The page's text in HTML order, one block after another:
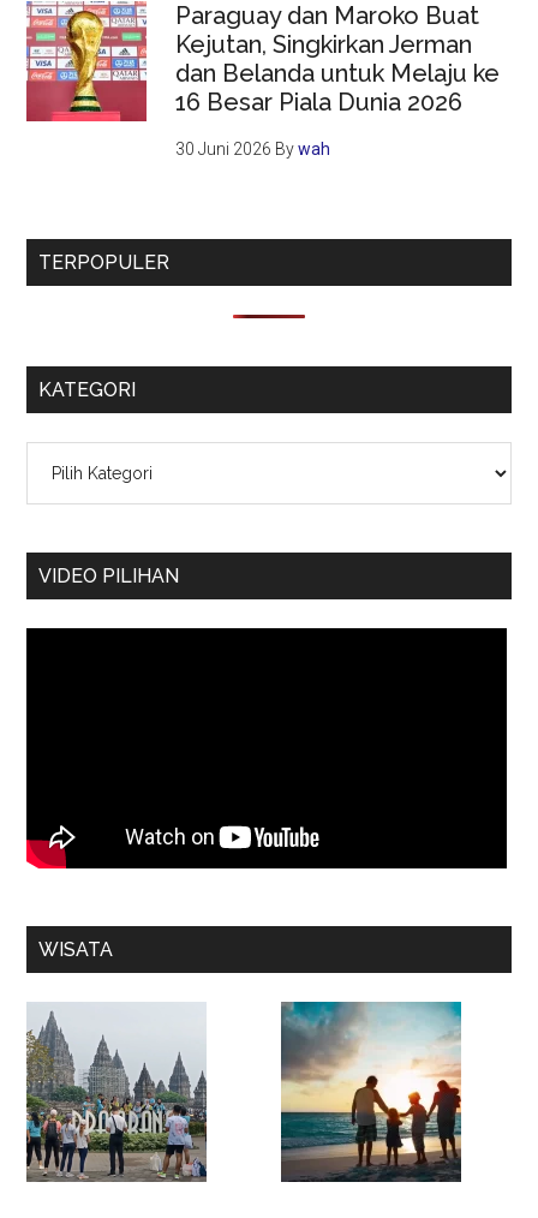
Paraguay dan Maroko Buat
Kejutan, Singkirkan Jerman
dan Belanda untuk Melaju ke
16 Besar Piala Dunia 2026
30 Juni 2026 Bywah
TERPOPULER
KATEGORI
VIDEO PILIHAN
WISATA